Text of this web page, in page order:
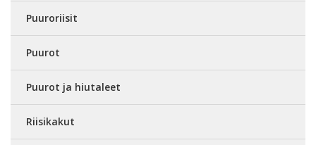
Puuroriisit
Puurot
Puurot ja hiutaleet
Riisikakut